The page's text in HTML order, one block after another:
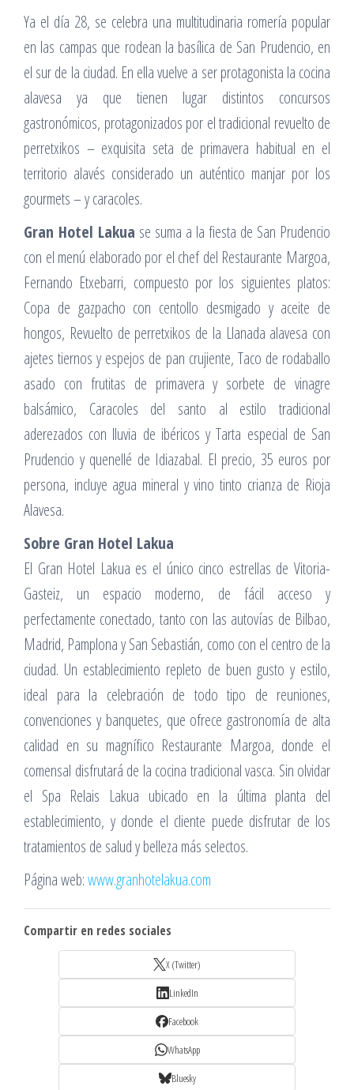
Ya el día 28, se celebra una multitudinaria romería popular
en las campas que rodean la basílica de San Prudencio, en
el sur de la ciudad. En ella vuelve a ser protagonista la cocina
alavesa ya que tienen lugar distintos concursos
gastronómicos, protagonizados por el tradicional revuelto de
perretxikos – exquisita seta de primavera habitual en el
territorio alavés considerado un auténtico manjar por los
gourmets – y caracoles.
Gran Hotel Lakua se suma a la fiesta de San Prudencio
con el menú elaborado por el chef del Restaurante Margoa,
Fernando Etxebarri, compuesto por los siguientes platos:
Copa de gazpacho con centollo desmigado y aceite de
hongos, Revuelto de perretxikos de la Llanada alavesa con
ajetes tiernos y espejos de pan crujiente, Taco de rodaballo
asado con frutitas de primavera y sorbete de vinagre
balsámico, Caracoles del santo al estilo tradicional
aderezados con lluvia de ibéricos y Tarta especial de San
Prudencio y quenellé de Idiazabal. El precio, 35 euros por
persona, incluye agua mineral y vino tinto crianza de Rioja
Alavesa.
Sobre Gran Hotel Lakua
El Gran Hotel Lakua es el único cinco estrellas de Vitoria-
Gasteiz, un espacio moderno, de fácil acceso y
perfectamente conectado, tanto con las autovías de Bilbao,
Madrid, Pamplona y San Sebastián, como con el centro de la
ciudad. Un establecimiento repleto de buen gusto y estilo,
ideal para la celebración de todo tipo de reuniones,
convenciones y banquetes, que ofrece gastronomía de alta
calidad en su magnífico Restaurante Margoa, donde el
comensal disfrutará de la cocina tradicional vasca. Sin olvidar
el Spa Relais Lakua ubicado en la última planta del
establecimiento, y donde el cliente puede disfrutar de los
tratamientos de salud y belleza más selectos.
Página web:www.granhotelakua.com
Compartir en redes sociales
X (Twitter)
LinkedIn
Facebook
WhatsApp
Bluesky